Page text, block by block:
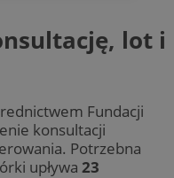
lot i
Fundacji
konsultacji
Potrzebna
upływa 23